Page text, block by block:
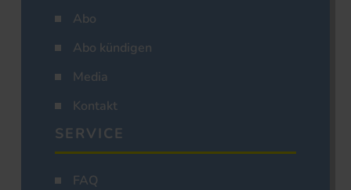
Abo
Abo kündigen
Media
Kontakt
SERVICE
FAQ